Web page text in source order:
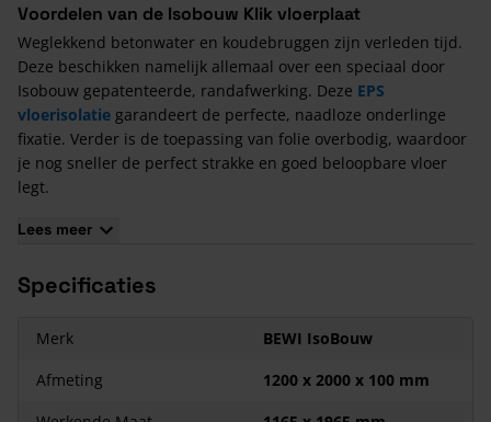
Voordelen van de Isobouw Klik vloerplaat
Weglekkend betonwater en koudebruggen zijn verleden tijd.
Deze beschikken namelijk allemaal over een speciaal door
Isobouw gepatenteerde, randafwerking. Deze EPS
vloerisolatie garandeert de perfecte, naadloze onderlinge
fixatie. Verder is de toepassing van folie overbodig, waardoor
je nog sneller de perfect strakke en goed beloopbare vloer
legt.
Kenmerken van Isobouw Klikvloerplaat EPS 100 se
Minimale besteleenheid 100mm = 1 plaat
De grote plaatafmeting zorgt voor circa 20% meer m
Uitstekende, uitvoerig geteste, betonhechting;
Altijd inBrandveilige SE-kwaliteit(SE staat voor Schwer
Lees meer
Specificaties
Merk
BEWI IsoBouw
Afmeting
1200 x 2000 x 100 mm